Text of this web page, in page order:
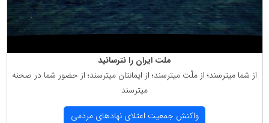
ملت ایران را نترسانید
از شما میترسند؛ از ملّت میترسند؛ از ایمانتان میترسند؛ از حضور شما در صحنه
میترسند
واكنش جمعیت اعتلای نهادهای مردمی